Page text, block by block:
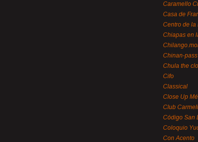
Caramello
Casa de
Centro de la
Chiapas en
Chinan-pass
Chula the
Cifo
Classical
Close Up
Club
Código San
Coloquio
Con Acento